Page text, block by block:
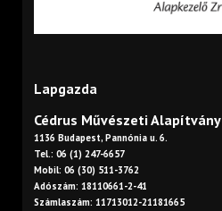
Lapgazda
Cédrus Művészeti Alapítvány
1136 Budapest, Pannónia u. 6.
Tel.: 06 (1) 247-6657
Mobil: 06 (30) 511-3762
Adószám: 18110661-2-41
Számlaszám: 11713012-21181665